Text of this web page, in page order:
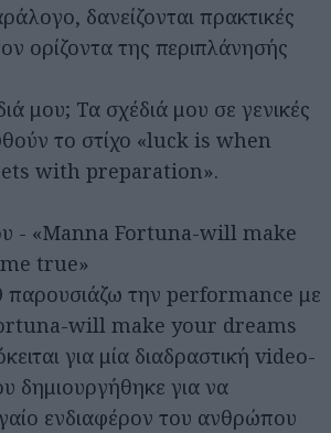
δανείζονται πρακτικές
ορίζοντα της περιπλάνησής
μου; Τα σχέδιά μου σε γενικές
το στίχο «luck is when
with preparation».
- «Manna Fortuna-will make
true»
παρουσιάζω την performance με
will make your dreams
για μία διαδραστική video-
δημιουργήθηκε για να
ενδιαφέρον του ανθρώπου